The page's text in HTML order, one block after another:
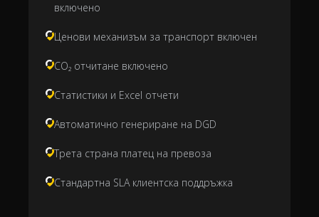
включено
Ценови механизъм за транспорт включен
CO₂ отчитане включено
Статистики и Excel отчети
Автоматично генериране на DGD
Трета страна платец на превоза
Стандартна SLA клиентска поддръжка